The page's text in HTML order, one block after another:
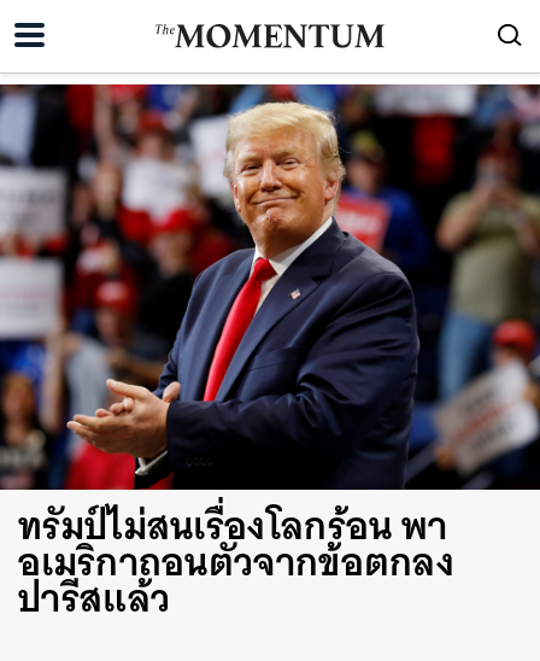
ทรัมป์ไม่สนเรื่องโลกร้อน พา
อเมริกาถอนตัวจากข้อตกลง
ปารีสแล้ว